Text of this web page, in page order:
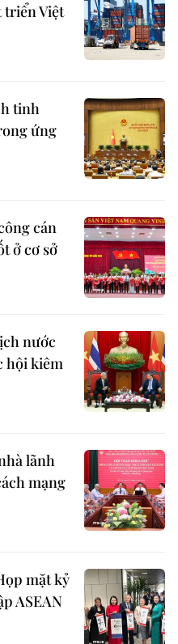
triển Việt
tinh
ứng
cán
ở cơ sở
nước
hội kiêm
lãnh
mạng
mặt kỷ
ASEAN